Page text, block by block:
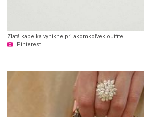
Zlatá kabelka vynikne pri akomkoľvek outfite.
Pinterest